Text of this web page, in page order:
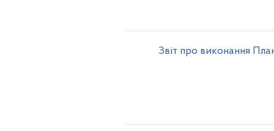
Звіт про виконання